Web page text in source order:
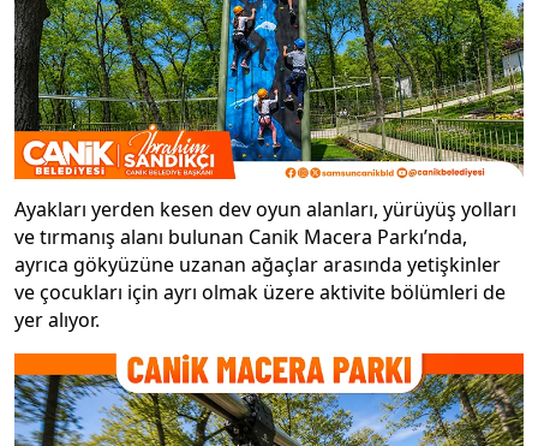
Ayakları yerden kesen dev oyun alanları, yürüyüş yolları
ve tırmanış alanı bulunan Canik Macera Parkı’nda,
ayrıca gökyüzüne uzanan ağaçlar arasında yetişkinler
ve çocukları için ayrı olmak üzere aktivite bölümleri de
yer alıyor.